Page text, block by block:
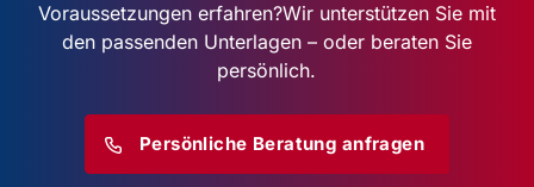
Voraussetzungen erfahren?Wir unterstützen Sie mit
den passenden Unterlagen – oder beraten Sie
persönlich.
Persönliche Beratung anfragen